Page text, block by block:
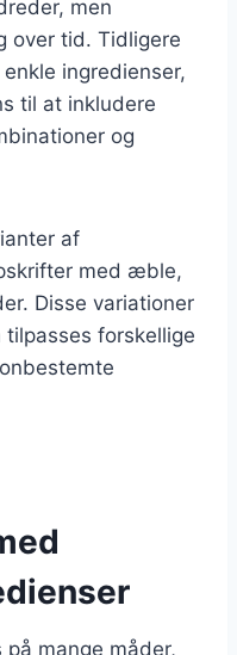
men
over tid. Tidligere
ingredienser,
til at inkludere
og
af
med æble,
Disse variationer
forskellige
mange måder,